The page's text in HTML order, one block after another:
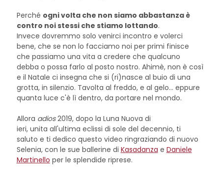
Perché ogni volta che non siamo abbastanza è
contro noi stessi che stiamo lottando.
Invece dovremmo solo venirci incontro e volerci
bene, che se non lo facciamo noi per primi finisce
che passiamo una vita a credere che qualcuno
debba o possa farlo al posto nostro. Ahimè, non è così
e il Natale ci insegna che si (ri)nasce al buio di una
grotta, in silenzio. Tavolta al freddo, e al gelo... eppure
quanta luce c'è lì dentro, da portare nel mondo.
Allora adios2019, dopo la Luna Nuova di
ieri, unita all'ultima eclissi di sole del decennio, ti
saluto e ti dedico questo video ringraziando di nuovo
Selenia, con le sue ballerine di Kasadanza e Daniele
Martinello per le splendide riprese.